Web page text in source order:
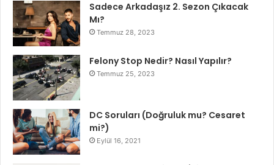
Sadece Arkadaşız 2. Sezon Çıkacak
Mı?
Temmuz 28, 2023
Felony Stop Nedir? Nasıl Yapılır?
Temmuz 25, 2023
DC Soruları (Doğruluk mu? Cesaret
mi?)
Eylül 16, 2021